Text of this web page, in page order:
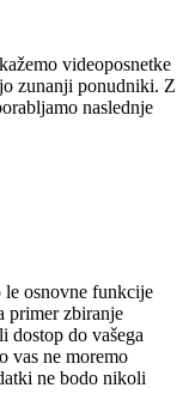
videoposnetke
zunanji ponudniki. Z
naslednje
osnovne funkcije
primer zbiranje
dostop do vašega
vas ne moremo
ne bodo nikoli